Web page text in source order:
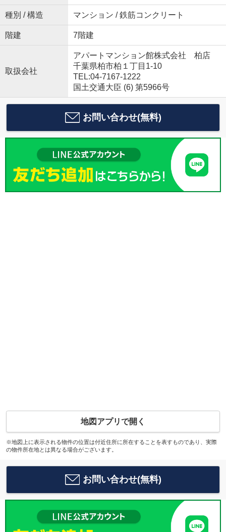
種別 / 構造 マンション / 鉄筋コンクリート
階建 7階建
取扱会社
アパートマンション館株式会社 柏店
千葉県柏市柏１丁目1-10
TEL:04-7167-1222
国土交通大臣 (6) 第5966号
お問い合わせ(無料)
地図アプリで開く
※地図上に表示される物件の位置は付近住所に所在することを表すものであり、実際
の物件所在地とは異なる場合がございます。
お問い合わせ(無料)